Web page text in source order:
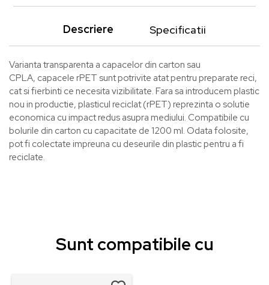
Descriere Specificatii
Varianta transparenta a capacelor din carton sau
CPLA, capacele rPET sunt potrivite atat pentru preparate reci,
cat si fierbinti ce necesita vizibilitate. Fara sa introducem plastic
nou in productie, plasticul reciclat (rPET) reprezinta o solutie
economica cu impact redus asupra mediului. Compatibile cu
bolurile din carton cu capacitate de 1200 ml. Odata folosite,
pot fi colectate impreuna cu deseurile din plastic pentru a fi
reciclate.
Sunt compatibile cu